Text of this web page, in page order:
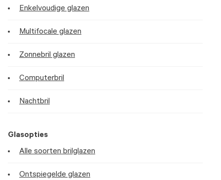
Enkelvoudige glazen
Multifocale glazen
Zonnebril glazen
Computerbril
Nachtbril
Glasopties
Alle soorten brilglazen
Ontspiegelde glazen